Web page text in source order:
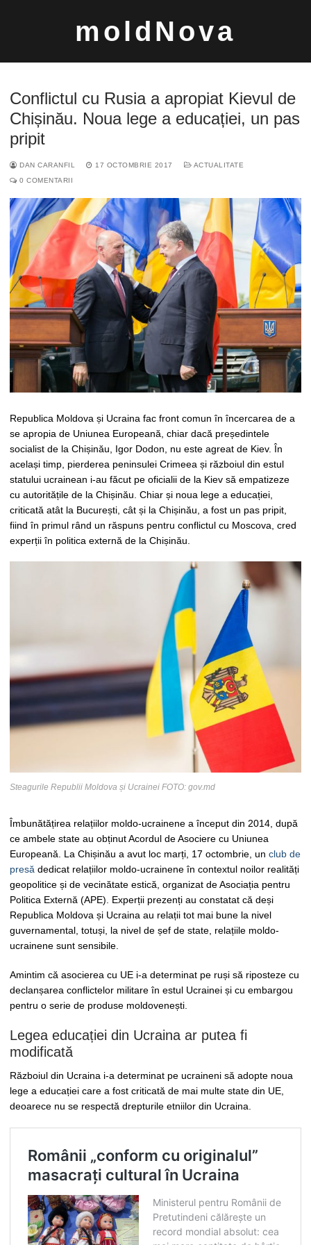
moldNova
după:
Conflictul cu Rusia a apropiat Kievul de
Chișinău. Noua lege a educației, un pas
pripit
DAN CARANFIL 17 OCTOMBRIE 2017
ACTUALITATE
0 COMENTARII
Republica Moldova și Ucraina fac front comun în încercarea de a
se apropia de Uniunea Europeană, chiar dacă președintele
socialist de la Chișinău, Igor Dodon, nu este agreat de Kiev. În
același timp, pierderea peninsulei Crimeea și războiul din estul
statului ucrainean i-au făcut pe oficialii de la Kiev să empatizeze
cu autoritățile de la Chișinău. Chiar și noua lege a educației,
criticată atât la București, cât și la Chișinău, a fost un pas pripit,
fiind în primul rând un răspuns pentru conflictul cu Moscova, cred
experții în politica externă de la Chișinău.
Steagurile Republii Moldova și Ucrainei FOTO: gov.md
Îmbunătățirea relațiilor moldo-ucrainene a început din 2014, după
ce ambele state au obținut Acordul de Asociere cu Uniunea
Europeană. La Chișinău a avut loc marți, 17 octombrie, un club de
presă dedicat relațiilor moldo-ucrainene în contextul noilor realități
geopolitice și de vecinătate estică, organizat de Asociația pentru
Politica Externă (APE). Experții prezenți au constatat că deși
Republica Moldova și Ucraina au relații tot mai bune la nivel
guvernamental, totuși, la nivel de șef de state, relațiile moldo-
ucrainene sunt sensibile.
Amintim că asocierea cu UE i-a determinat pe ruși să riposteze cu
declanșarea conflictelor militare în estul Ucrainei și cu embargou
pentru o serie de produse moldovenești.
Legea educației din Ucraina ar putea fi
modificată
Războiul din Ucraina i-a determinat pe ucraineni să adopte noua
lege a educației care a fost criticată de mai multe state din UE,
deoarece nu se respectă drepturile etniilor din Ucraina.